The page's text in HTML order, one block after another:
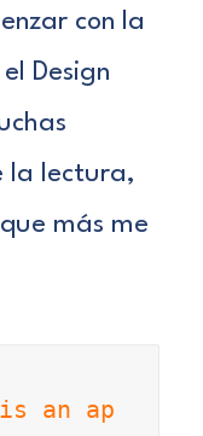
con la
Design
la lectura,
más me
is an ap